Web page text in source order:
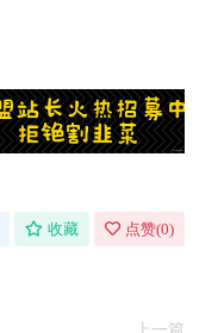
收藏 点赞(0)